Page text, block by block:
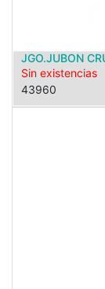
JGO.JUBON
Sin existencias
43960